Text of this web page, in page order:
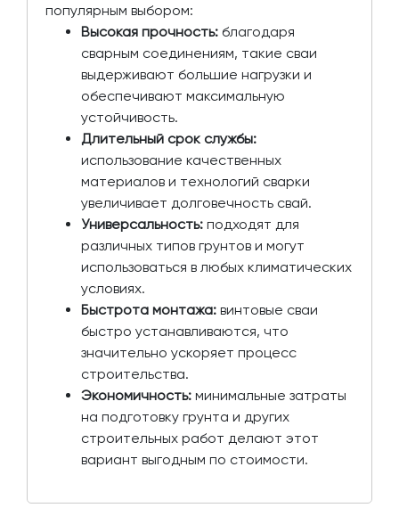
популярным выбором:
Высокая прочность: благодаря
сварным соединениям, такие сваи
выдерживают большие нагрузки и
обеспечивают максимальную
устойчивость.
Длительный срок службы:
использование качественных
материалов и технологий сварки
увеличивает долговечность свай.
Универсальность: подходят для
различных типов грунтов и могут
использоваться в любых климатических
условиях.
Быстрота монтажа: винтовые сваи
быстро устанавливаются, что
значительно ускоряет процесс
строительства.
Экономичность: минимальные затраты
на подготовку грунта и других
строительных работ делают этот
вариант выгодным по стоимости.